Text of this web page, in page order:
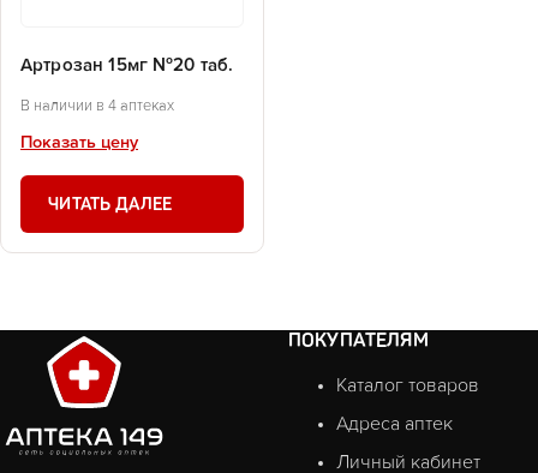
Артрозан 15мг №20 таб.
В наличии в 4 аптеках
Показать цену
ЧИТАТЬ ДАЛЕЕ
ПОКУПАТЕЛЯМ
Каталог товаров
Адреса аптек
Личный кабинет